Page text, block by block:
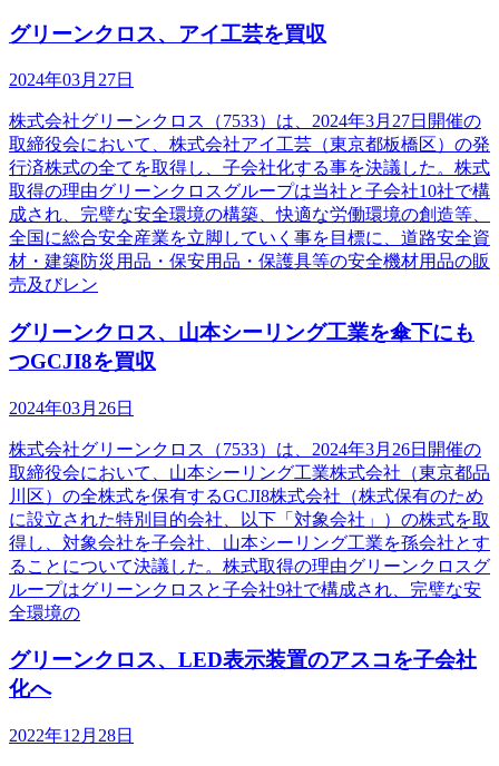
グリーンクロス、アイ工芸を買収
2024年03月27日
株式会社グリーンクロス（7533）は、2024年3月27日開催の
取締役会において、株式会社アイ工芸（東京都板橋区）の発
行済株式の全てを取得し、子会社化する事を決議した。株式
取得の理由グリーンクロスグループは当社と子会社10社で構
成され、完璧な安全環境の構築、快適な労働環境の創造等、
全国に総合安全産業を立脚していく事を目標に、道路安全資
材・建築防災用品・保安用品・保護具等の安全機材用品の販
売及びレン
グリーンクロス、山本シーリング工業を傘下にも
つGCJI8を買収
2024年03月26日
株式会社グリーンクロス（7533）は、2024年3月26日開催の
取締役会において、山本シーリング工業株式会社（東京都品
川区）の全株式を保有するGCJI8株式会社（株式保有のため
に設立された特別目的会社、以下「対象会社」）の株式を取
得し、対象会社を子会社、山本シーリング工業を孫会社とす
ることについて決議した。株式取得の理由グリーンクロスグ
ループはグリーンクロスと子会社9社で構成され、完璧な安
全環境の
グリーンクロス、LED表示装置のアスコを子会社
化へ
2022年12月28日